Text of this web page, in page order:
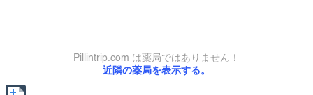
近隣の薬局を表示する。
Pillintrip.com は薬局ではありません！